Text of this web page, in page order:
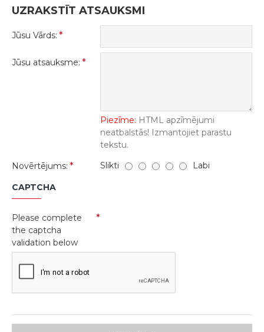
UZRAKSTĪT ATSAUKSMI
Jūsu Vārds:
Jūsu atsauksme:
Piezīme: HTML apzīmējumi
neatbalstās! Izmantojiet parastu
tekstu.
Novērtējums:
Slikti Labi
CAPTCHA
Please complete
the captcha
validation below